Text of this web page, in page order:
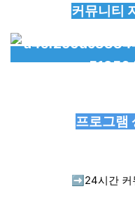
커뮤니티
프로그램
➡️ 24시간 커